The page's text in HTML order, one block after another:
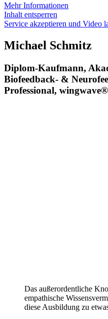
Mehr Informationen
Inhalt entsperren
Service akzeptieren und Video
Michael Schmitz
Diplom-Kaufmann,
Biofeedback- &
Professional,
Das außerordentliche
empathische
diese Ausbildung zu